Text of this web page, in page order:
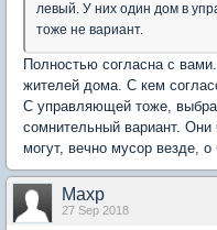
левый. У них один дом в
тоже не вариант.
Полностью согласна с
жителей дома. С кем
С управляющей тоже,
сомнительный вариант. Они
могут, вечно мусор везде,
Maxp
27 Sep 2018